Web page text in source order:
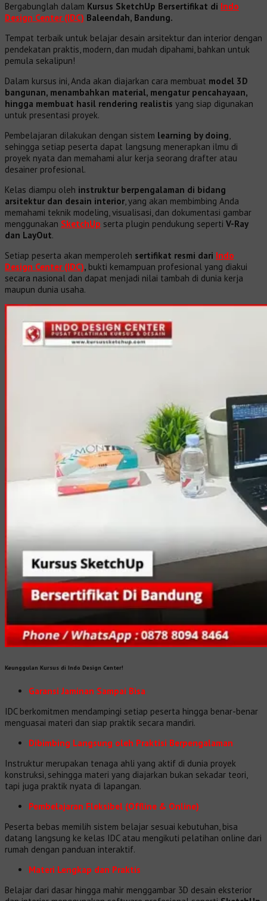
Bergabunglah dalam Kursus SketchUp Bersertifikat di Indo
Design Center (IDC) Baleendah, Bandung.
Tempat terbaik untuk belajar desain arsitektur dan interior dengan
pendekatan praktis, modern, dan mudah dipahami, bahkan untuk
pemula sekalipun!
Dalam kursus ini, Anda akan diajarkan cara membuat model 3D
bangunan, menambahkan material, mengatur pencahayaan,
hingga membuat hasil rendering realistis yang siap digunakan
untuk presentasi proyek.
Pembelajaran dilakukan dengan sistem learning by doing,
sehingga setiap peserta dapat langsung menerapkan ilmu di
proyek nyata dan memahami alur kerja seorang drafter atau
desainer profesional.
Kelas diampu oleh instruktur berpengalaman di bidang
arsitektur dan desain interior, yang akan membimbing Anda
memahami teknik modeling, visualisasi, dan dokumentasi gambar
menggunakan SketchUp serta plugin pendukung seperti V-Ray
dan LayOut.
Setiap peserta akan memperoleh sertifikat resmi dari Indo
Design Center (IDC), bukti kemampuan profesional yang diakui
secara nasional dan dapat menjadi nilai tambah di dunia kerja
maupun dunia usaha.
Keunggulan Kursus di Indo Design Center!
Garansi Jaminan Sampai Bisa
IDC berkomitmen mendampingi setiap peserta hingga benar-benar
menguasai materi dan siap praktik secara mandiri.
Dibimbing Langsung oleh Praktisi Berpengalaman
Instruktur merupakan tenaga ahli yang aktif di dunia proyek
konstruksi, sehingga materi yang diajarkan bukan sekadar teori,
tapi juga praktik nyata di lapangan.
Pembelajaran Fleksibel (Offline & Online)
Peserta bebas memilih sistem belajar sesuai kebutuhan, bisa
datang langsung ke kelas IDC atau mengikuti pelatihan online dari
rumah dengan panduan interaktif.
Materi Lengkap dan Praktis
Belajar dari dasar hingga mahir menggambar 3D desain eksterior